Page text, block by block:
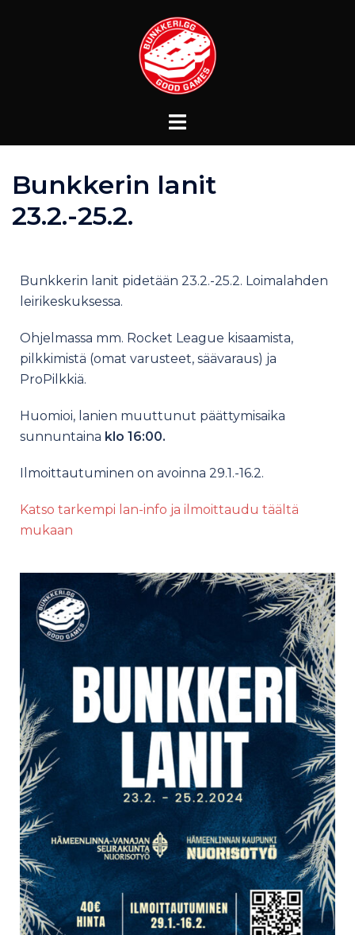
Bunkkerin lanit
23.2.-25.2.
Bunkkerin lanit pidetään 23.2.-25.2. Loimalahden
leirikeskuksessa.
Ohjelmassa mm. Rocket League kisaamista,
pilkkimistä (omat varusteet, säävaraus) ja
ProPilkkiä.
Huomioi, lanien muuttunut päättymisaika
sunnuntaina klo 16:00.
Ilmoittautuminen on avoinna 29.1.-16.2.
Katso tarkempi lan-info ja ilmoittaudu täältä
mukaan